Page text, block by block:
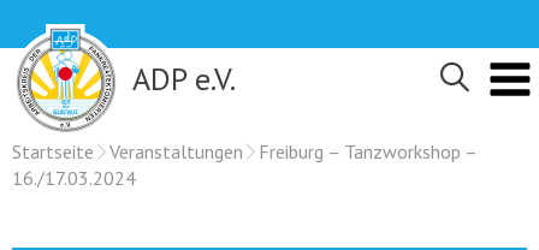
content
ADP e.V.
Startseite Veranstaltungen
Freiburg – Tanzworkshop –
16./17.03.2024